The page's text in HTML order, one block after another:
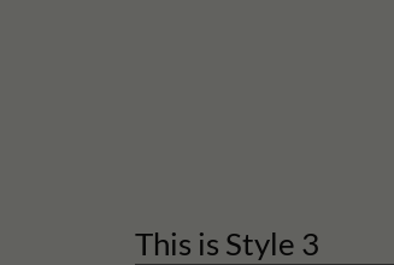
This is Style 3